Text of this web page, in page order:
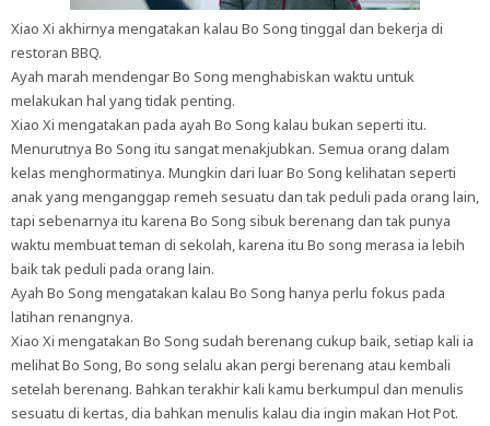
Xiao Xi akhirnya mengatakan kalau Bo Song tinggal dan bekerja di
restoran BBQ.
Ayah marah mendengar Bo Song menghabiskan waktu untuk
melakukan hal yang tidak penting.
Xiao Xi mengatakan pada ayah Bo Song kalau bukan seperti itu.
Menurutnya Bo Song itu sangat menakjubkan. Semua orang dalam
kelas menghormatinya. Mungkin dari luar Bo Song kelihatan seperti
anak yang menganggap remeh sesuatu dan tak peduli pada orang lain,
tapi sebenarnya itu karena Bo Song sibuk berenang dan tak punya
waktu membuat teman di sekolah, karena itu Bo song merasa ia lebih
baik tak peduli pada orang lain.
Ayah Bo Song mengatakan kalau Bo Song hanya perlu fokus pada
latihan renangnya.
Xiao Xi mengatakan Bo Song sudah berenang cukup baik, setiap kali ia
melihat Bo Song, Bo song selalu akan pergi berenang atau kembali
setelah berenang. Bahkan terakhir kali kamu berkumpul dan menulis
sesuatu di kertas, dia bahkan menulis kalau dia ingin makan Hot Pot.